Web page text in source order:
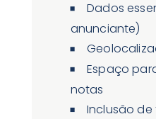
Dados
anunciante)
Espaço
notas
Inclusão